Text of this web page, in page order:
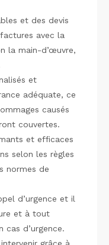
et des devis
avec la
la main-d’œuvre,
et
adéquate, ce
causés
couvertes.
et efficaces
selon les règles
normes de
d’urgence et il
et à tout
cas d’urgence.